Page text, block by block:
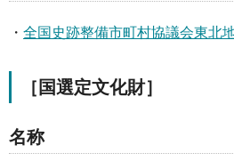
・ 全国史跡整備市町村協議会東北
［国選定文化財］
名称